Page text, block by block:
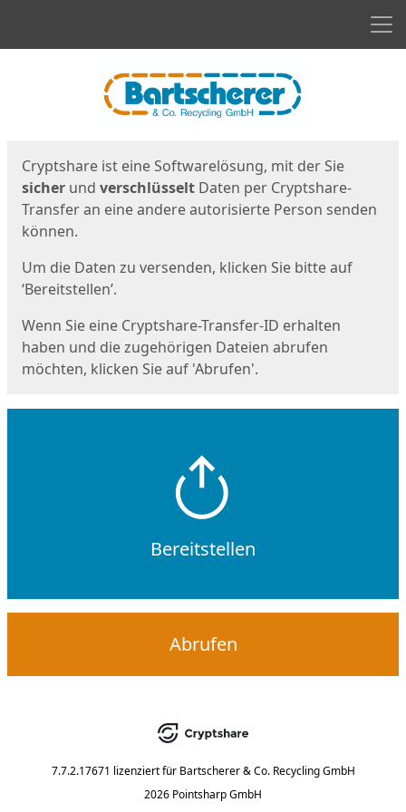
Cryptshare ist eine Softwarelösung, mit der Sie
sicher und verschlüsselt Daten per Cryptshare-
Transfer an eine andere autorisierte Person senden
können.
Um die Daten zu versenden, klicken Sie bitte auf
‘Bereitstellen’.
Wenn Sie eine Cryptshare-Transfer-ID erhalten
haben und die zugehörigen Dateien abrufen
möchten, klicken Sie auf 'Abrufen'.
Bereitstellen
Abrufen
7.7.2.17671 lizenziert für Bartscherer & Co. Recycling GmbH
2026 Pointsharp GmbH